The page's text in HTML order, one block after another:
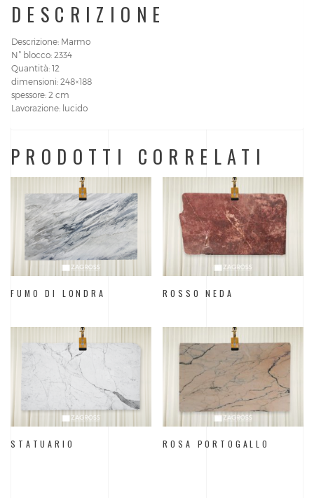
DESCRIZIONE
Descrizione: Marmo
N° blocco: 2334
Quantità: 12
dimensioni: 248×188
spessore: 2 cm
Lavorazione: lucido
PRODOTTI CORRELATI
FUMO DI LONDRA ROSSO NEDA
STATUARIO ROSA PORTOGALLO